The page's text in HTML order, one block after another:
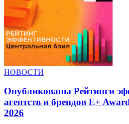
НОВОСТИ
Опубликованы Рейтинги
агентств и брендов E+
2026